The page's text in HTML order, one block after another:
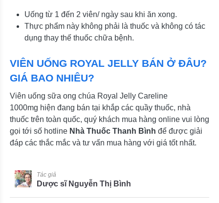
Uống từ 1 đến 2 viên/ ngày sau khi ăn xong.
Thực phẩm này không phải là thuốc và không có tác
dụng thay thế thuốc chữa bệnh.
VIÊN UỐNG ROYAL JELLY BÁN Ở ĐÂU?
GIÁ BAO NHIÊU?
Viên uống sữa ong chúa Royal Jelly Careline
1000mg hiện đang bán tại khắp các quầy thuốc, nhà
thuốc trên toàn quốc, quý khách mua hàng online vui lòng
gọi tới số hotline Nhà Thuốc Thanh Bình để được giải
đáp các thắc mắc và tư vấn mua hàng với giá tốt nhất.
Tác giả
Dược sĩ Nguyễn Thị Bình